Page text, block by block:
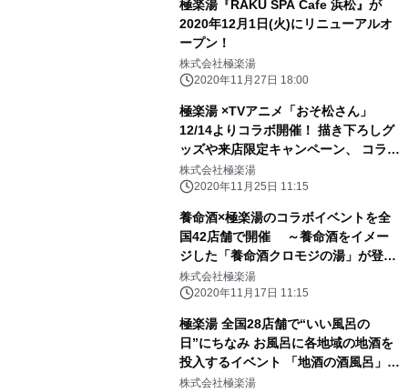
極楽湯『RAKU SPA Cafe 浜松』が
2020年12月1日(火)にリニューアルオ
ープン！
株式会社極楽湯
2020年11月27日 18:00
極楽湯 ×TVアニメ「おそ松さん」
12/14よりコラボ開催！ 描き下ろしグ
ッズや来店限定キャンペーン、 コラボ
メニューなどが登場
株式会社極楽湯
2020年11月25日 11:15
養命酒×極楽湯のコラボイベントを全
国42店舗で開催 ～養命酒をイメー
ジした「養命酒クロモジの湯」が登場
～
株式会社極楽湯
2020年11月17日 11:15
極楽湯 全国28店舗で“いい風呂の
日”にちなみ お風呂に各地域の地酒を
投入するイベント 「地酒の酒風呂」を
2020年11月26日(木)より開催！
株式会社極楽湯